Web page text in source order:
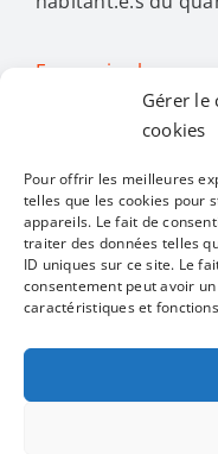
Gérer le
cookies
Pour offrir les meilleures
telles que les cookies pour
appareils. Le fait de
traiter des données telles
ID uniques sur ce site. Le
consentement peut avoir
caractéristiques et
En savoir plus…
Toggle
Navigation
Toutes les activités
Alimentation
Restons en
Mentions légales
Politique de